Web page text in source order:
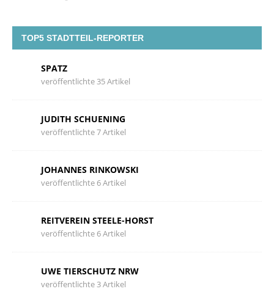
TOP5 STADTTEIL-REPORTER
SPATZ
veröffentlichte 35 Artikel
JUDITH SCHUENING
veröffentlichte 7 Artikel
JOHANNES RINKOWSKI
veröffentlichte 6 Artikel
REITVEREIN STEELE-HORST
veröffentlichte 6 Artikel
UWE TIERSCHUTZ NRW
veröffentlichte 3 Artikel